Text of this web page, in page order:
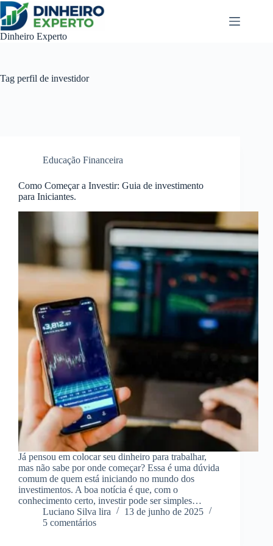
Pular
para
o
conteúdo
Dinheiro Experto
Tag perfil de investidor
Educação Financeira
Como Começar a Investir: Guia de investimento
para Iniciantes.
Já pensou em colocar seu dinheiro para trabalhar,
mas não sabe por onde começar? Essa é uma dúvida
comum de quem está iniciando no mundo dos
investimentos. A boa notícia é que, com o
conhecimento certo, investir pode ser simples…
Luciano Silva lira
13 de junho de 2025
5 comentários